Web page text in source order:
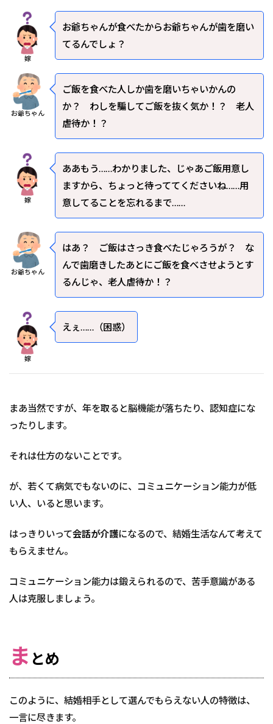
嫁
お爺ちゃんが食べたからお爺ちゃんが歯を磨い
てるんでしょ？
お爺ちゃん
ご飯を食べた人しか歯を磨いちゃいかんの
か？ わしを騙してご飯を抜く気か！？ 老人
虐待か！？
嫁
ああもう……わかりました、じゃあご飯用意し
ますから、ちょっと待っててくださいね……用
意してることを忘れるまで……
お爺ちゃん
はあ？ ご飯はさっき食べたじゃろうが？ な
んで歯磨きしたあとにご飯を食べさせようとす
るんじゃ、老人虐待か！？
嫁
えぇ……（困惑）
まあ当然ですが、年を取ると脳機能が落ちたり、認知症にな
ったりします。
それは仕方のないことです。
が、若くて病気でもないのに、コミュニケーション能力が低
い人、いると思います。
はっきりいって会話が介護になるので、結婚生活なんて考えて
もらえません。
コミュニケーション能力は鍛えられるので、苦手意識がある
人は克服しましょう。
ま とめ
このように、結婚相手として選んでもらえない人の特徴は、
一言に尽きます。